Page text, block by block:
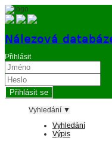
Nálezová
Přihlásit
Vyhledání ▼
Vyhledání
Výpis